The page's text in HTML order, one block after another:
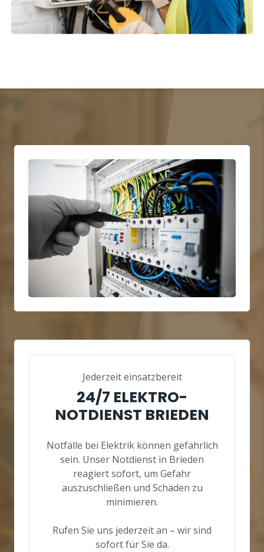
Jederzeit einsatzbereit
24/7 ELEKTRO-
NOTDIENST BRIEDEN
Notfälle bei Elektrik können gefährlich
sein. Unser Notdienst in Brieden
reagiert sofort, um Gefahr
auszuschließen und Schäden zu
minimieren.
Rufen Sie uns jederzeit an – wir sind
sofort für Sie da.